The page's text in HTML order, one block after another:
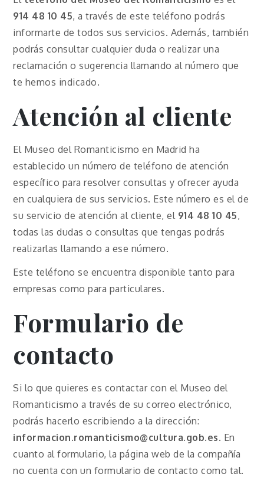
914 48 10 45, a través de este teléfono podrás
informarte de todos sus servicios. Además, también
podrás consultar cualquier duda o realizar una
reclamación o sugerencia llamando al número que
te hemos indicado.
Atención al cliente
El Museo del Romanticismo en Madrid ha
establecido un número de teléfono de atención
específico para resolver consultas y ofrecer ayuda
en cualquiera de sus servicios. Este número es el de
su servicio de atención al cliente, el 914 48 10 45,
todas las dudas o consultas que tengas podrás
realizarlas llamando a ese número.
Este teléfono se encuentra disponible tanto para
empresas como para particulares.
Formulario de
contacto
Si lo que quieres es contactar con el Museo del
Romanticismo a través de su correo electrónico,
podrás hacerlo escribiendo a la dirección:
informacion.romanticismo@cultura.gob.es. En
cuanto al formulario, la página web de la compañía
no cuenta con un formulario de contacto como tal.